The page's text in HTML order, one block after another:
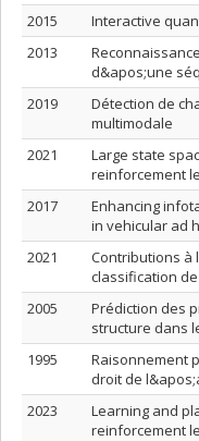
2015
Interactive
2013
d&apos;une
2019
Détection de
multimodale
2021
Large state
reinforcement
2017
Enhancing
in vehicular ad
2021
Contributions à
classification
2005
Prédiction des
structure dans
1995
Raisonnement
droit de
2023
Learning and
reinforcement